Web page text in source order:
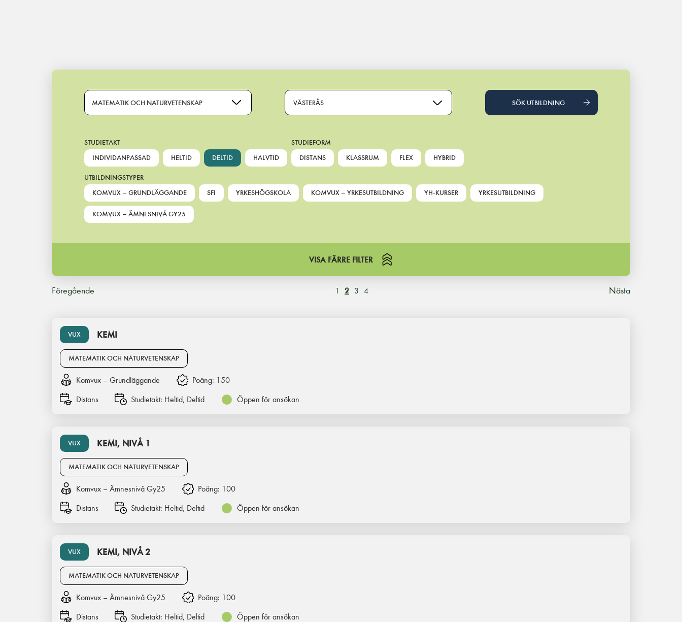
Main Navigation
MATEMATIK OCH NATURVETENSKAP VÄSTERÅS SÖK UTBILDNING
STUDIETAKT
INDIVIDANPASSAD
HELTID DELTID HALVTID
STUDIEFORM
DISTANS
KLASSRUM FLEX HYBRID
UTBILDNINGSTYPER
KOMVUX – GRUNDLÄGGANDE
SFI YRKESHÖGSKOLA KOMVUX – YRKESUTBILDNING YH-KURSER YRKESUTBILDNING
KOMVUX – ÄMNESNIVÅ GY25
VISA FÄRRE FILTER
Föregående 1 2 3 4 Nästa
VUX KEMI
MATEMATIK OCH NATURVETENSKAP
Komvux – Grundläggande Poäng: 150
Distans
Studietakt: Heltid, Deltid Öppen för ansökan
VUX KEMI, NIVÅ 1
MATEMATIK OCH NATURVETENSKAP
Komvux – Ämnesnivå Gy25 Poäng: 100
Distans
Studietakt: Heltid, Deltid Öppen för ansökan
VUX KEMI, NIVÅ 2
MATEMATIK OCH NATURVETENSKAP
Komvux – Ämnesnivå Gy25 Poäng: 100
Distans
Studietakt: Heltid, Deltid Öppen för ansökan